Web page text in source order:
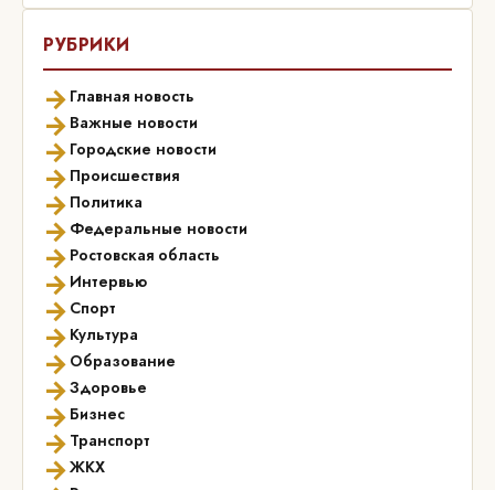
РУБРИКИ
→ Главная новость
→ Важные новости
→ Городские новости
→ Происшествия
→ Политика
→ Федеральные новости
→ Ростовская область
→ Интервью
→ Спорт
→ Культура
→ Образование
→Здоровье
→ Бизнес
→ Транспорт
→ЖКХ